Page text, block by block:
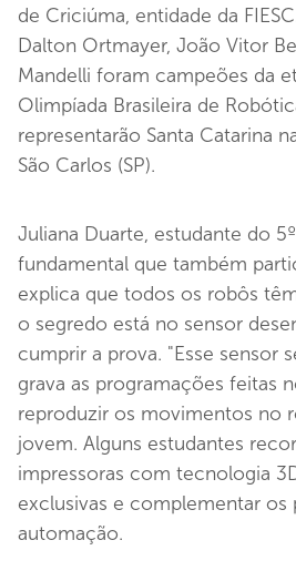
de Criciúma, entidade da
Dalton Ortmayer, João Vitor
Mandelli foram campeões da
Olimpíada Brasileira de
representarão Santa Catarina
São Carlos (SP).
Juliana Duarte, estudante do
fundamental que também
explica que todos os robôs
o segredo está no sensor
cumprir a prova. "Esse sensor
grava as programações feitas
reproduzir os movimentos no
jovem. Alguns estudantes
impressoras com tecnologia
exclusivas e complementar os
automação.